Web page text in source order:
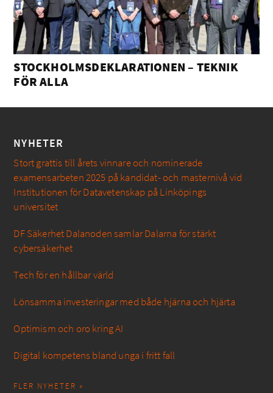
STOCKHOLMSDEKLARATIONEN – TEKNIK
FÖR ALLA
NYHETER
Stort grattis till årets vinnare och nominerade
examensarbeten 2025 på kandidat- och masternivå vid
Institutionen för Datavetenskap på Linköpings
universitet
DF Säkerhet Dalanoden samlar Dalarna för stärkt
cybersäkerhet
Tech för en hållbar värld
Lönsamma investeringar med både hjärna och hjärta
Optimism och oro kring AI
Digital kompetens bland unga i fritt fall
FLER NYHETER »